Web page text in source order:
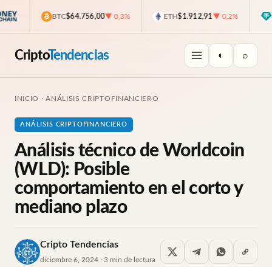
BTC$64.756,00▼ 0,3% ETH$1.912,91▼ 0,2%
CriptoTendencias ◐ ⌕
INICIO ·ANÁLISIS CRIPTOFINANCIERO
ANÁLISIS CRIPTOFINANCIERO
Análisis técnico de Worldcoin
(WLD): Posible
comportamiento en el corto y
mediano plazo
Cripto Tendencias
diciembre 6, 2024 · 3 min de lectura